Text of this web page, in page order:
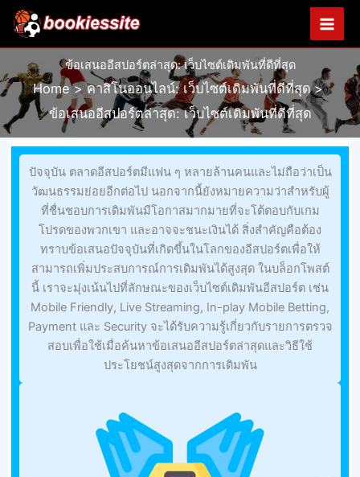
Skip
content
ข้อเสนออีสปอร์ตล่าสุด: เว็บไซต์เดิมพันที่ดีที่สุด
Home
คาสิโนออนไลน์: เว็บไซต์เดิมพันที่ดีที่สุด
ข้อเสนออีสปอร์ตล่าสุด: เว็บไซต์เดิมพันที่ดีที่สุด
ปัจจุบัน ตลาดอีสปอร์ตมีแฟน ๆ หลายล้านคนและไม่ถือว่าเป็น
วัฒนธรรมย่อยอีกต่อไป นอกจากนี้ยังหมายความว่าสําหรับผู้
ที่ชื่นชอบการเดิมพันมีโอกาสมากมายที่จะโต้ตอบกับเกม
โปรดของพวกเขา และอาจจะชนะเงินได้ สิ่งสําคัญคือต้อง
ทราบข้อเสนอปัจจุบันที่เกิดขึ้นในโลกของอีสปอร์ตเพื่อให้
สามารถเพิ่มประสบการณ์การเดิมพันได้สูงสุด ในบล็อกโพสต์
นี้ เราจะมุ่งเน้นไปที่ลักษณะของเว็บไซต์เดิมพันอีสปอร์ต เช่น
Mobile Friendly, Live Streaming, In-play Mobile Betting,
Payment และ Security จะได้รับความรู้เกี่ยวกับรายการตรวจ
สอบเพื่อใช้เมื่อค้นหาข้อเสนออีสปอร์ตล่าสุดและวิธีใช้
ประโยชน์สูงสุดจากการเดิมพัน